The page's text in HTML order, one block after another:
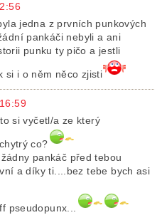
jedna z prvních punkových
pankáči nebyli a ani
punku ty pičo a jestli
si i o něm něco zjisti
si vyčetl/a ze který
co?
pankáč před tebou
a díky ti....bez tebe bych asi
pseudopunx...